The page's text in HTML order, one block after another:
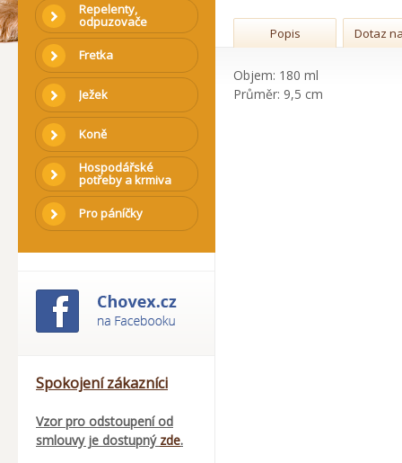
Repelenty,
odpuzovače
Fretka
Ježek
Koně
Hospodářské
potřeby a krmiva
Pro páníčky
Spokojení zákazníci
Vzor pro odstoupení od
smlouvy je dostupný zde.
Popis Dotaz
Objem: 180 ml
Průměr: 9,5 cm